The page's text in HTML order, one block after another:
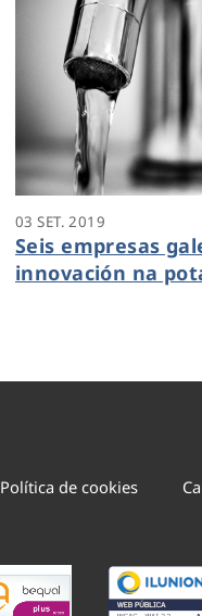
03 SET. 2019
Seis empresas
innovación na
Política de cookies